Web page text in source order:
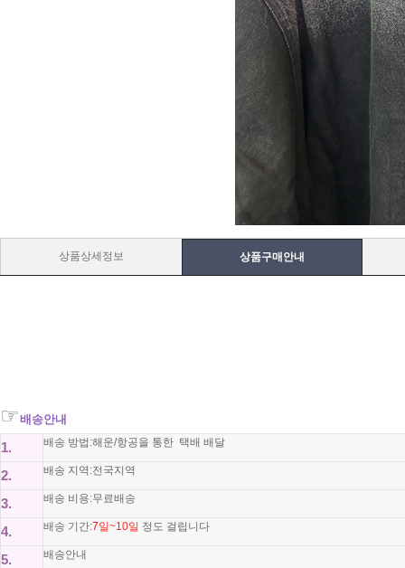
상품상세정보 상품구매안내
☞배송안내
1. 배송 방법:해운/항공을 통한 택배 배달
2. 배송 지역:전국지역
3. 배송 비용:무료배송
4. 배송 기간:7일~10일 정도 걸립니다
5. 배송안내